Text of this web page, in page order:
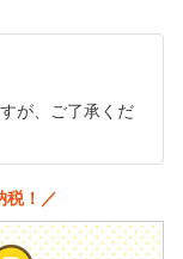
が、ご了承くだ
税！／